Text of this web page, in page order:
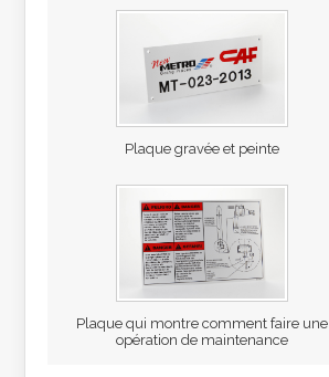
Plaque gravée et peinte
Plaque qui montre comment faire une
opération de maintenance